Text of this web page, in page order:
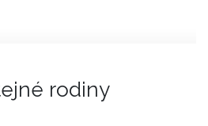
rodiny